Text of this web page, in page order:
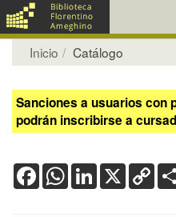
Inicio Catálogo
Sanciones a usuarios con
podrán inscribirse a
FacebookWhatsApp
LinkedIn
X
Link